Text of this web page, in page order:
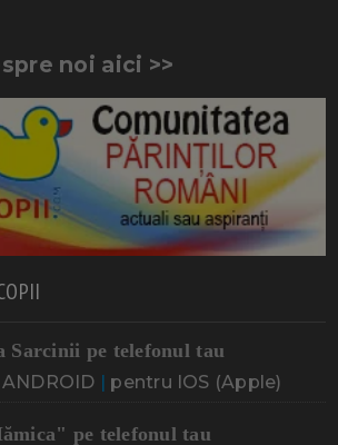
noi aici >>
Sarcinii pe telefonul tau
| pentru IOS (Apple)
pe telefonul tau